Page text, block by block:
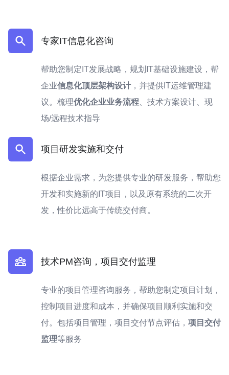
专家IT信息化咨询
帮助您制定IT发展战略，规划IT基础设施建设，帮
企业信息化顶层架构设计 ，并提供IT运维管理建
议。梳理优化企业业务流程 、技术方案设计、现
场/远程技术指导
项目研发实施和交付
根据企业需求，为您提供专业的研发服务，帮助您
开发和实施新的IT项目，以及原有系统的二次开
发，性价比远高于传统交付商。
技术PM咨询，项目交付监理
专业的项目管理咨询服务，帮助您制定项目计划，
控制项目进度和成本，并确保项目顺利实施和交
付。包括项目管理，项目交付节点评估， 项目交付
监理等服务